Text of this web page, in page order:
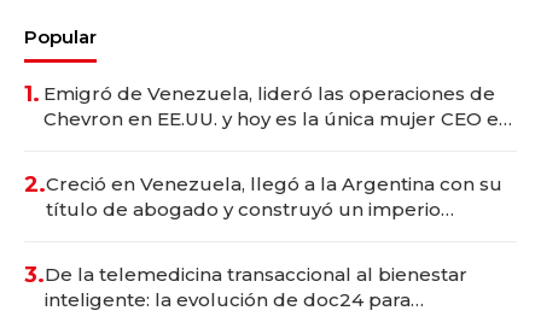
Popular
1. Emigró de Venezuela, lideró las operaciones de
Chevron en EE.UU. y hoy es la única mujer CEO en
2.Creció en Venezuela, llegó a la Argentina con su
título de abogado y construyó un imperio
3.De la telemedicina transaccional al bienestar
inteligente: la evolución de doc24 para